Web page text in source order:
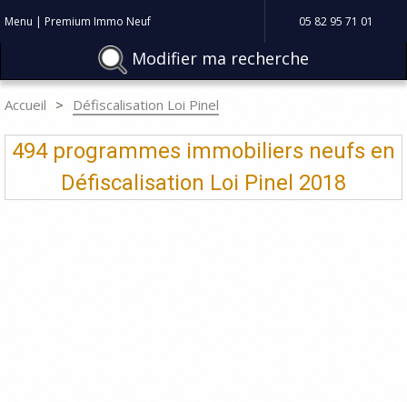
Menu | Premium Immo Neuf 05 82 95 71 01
Modifier ma recherche
Accueil Défiscalisation Loi Pinel
494 programmes immobiliers neufs en
Défiscalisation Loi Pinel 2018